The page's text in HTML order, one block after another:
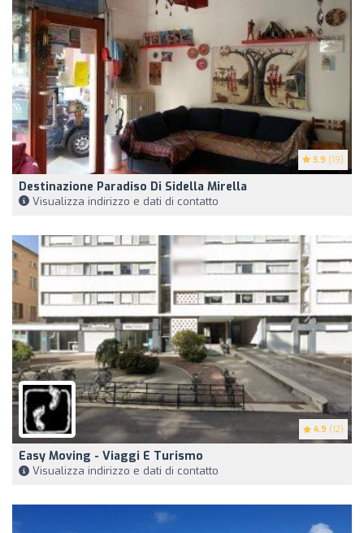
3.9 (19)
Destinazione Paradiso Di Sidella Mirella
Visualizza indirizzo e dati di contatto
4.9 (12)
Easy Moving - Viaggi E Turismo
Visualizza indirizzo e dati di contatto